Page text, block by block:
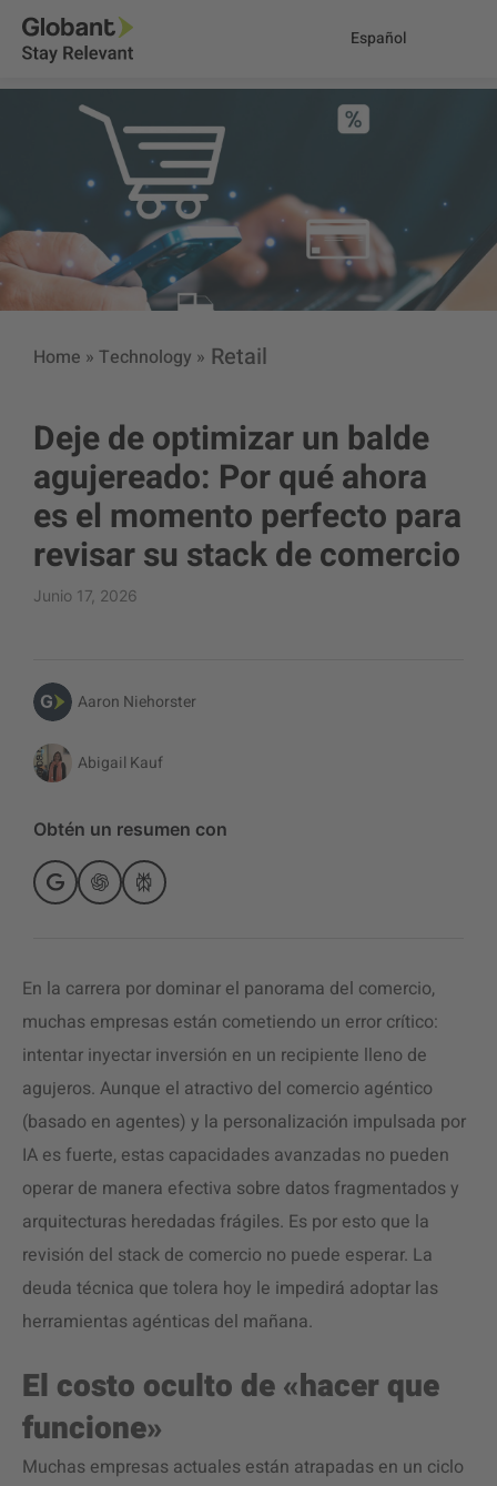
Español
Home » Technology » Retail
Deje de optimizar un balde
agujereado: Por qué ahora
es el momento perfecto para
revisar su stack de comercio
Junio 17, 2026
Aaron Niehorster
Abigail Kauf
Obtén un resumen con
En la carrera por dominar el panorama del comercio,
muchas empresas están cometiendo un error crítico:
intentar inyectar inversión en un recipiente lleno de
agujeros. Aunque el atractivo del comercio agéntico
(basado en agentes) y la personalización impulsada por
IA es fuerte, estas capacidades avanzadas no pueden
operar de manera efectiva sobre datos fragmentados y
arquitecturas heredadas frágiles. Es por esto que la
revisión del stack de comercio no puede esperar. La
deuda técnica que tolera hoy le impedirá adoptar las
herramientas agénticas del mañana.
El costo oculto de «hacer que
funcione»
Muchas empresas actuales están atrapadas en un ciclo